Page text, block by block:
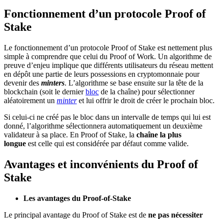
Fonctionnement d’un protocole Proof of
Stake
Le fonctionnement d’un protocole Proof of Stake est nettement plus
simple à comprendre que celui du Proof of Work. Un algorithme de
preuve d’enjeu implique que différents utilisateurs du réseau mettent
en dépôt une partie de leurs possessions en cryptomonnaie pour
devenir des minters. L’algorithme se base ensuite sur la tête de la
blockchain (soit le dernierbloc de la chaîne) pour sélectionner
aléatoirement un minteret lui offrir le droit de créer le prochain bloc.
Si celui-ci ne créé pas le bloc dans un intervalle de temps qui lui est
donné, l’algorithme sélectionnera automatiquement un deuxième
validateur à sa place. En Proof of Stake, la chaîne la plus
longue est celle qui est considérée par défaut comme valide.
Avantages et inconvénients du Proof of
Stake
Les avantages du Proof-of-Stake
Le principal avantage du Proof of Stake est de ne pas nécessiter